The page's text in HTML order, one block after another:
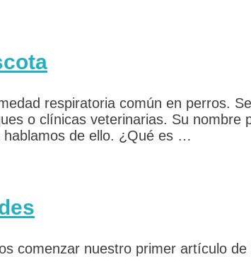
respiratoria común en perros.
o clínicas veterinarias. Su nombre
hablamos de ello. ¿Qué es …
comenzar nuestro primer artículo